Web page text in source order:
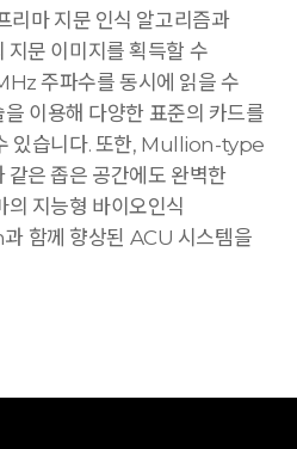
리마 지문 인식 알고리즘과
지문 이미지를 획득할 수
주파수를 동시에 읽을 수
이용해 다양한 표준의 카드를
있습니다. 또한, Mullion-type
같은 좁은 공간에도 완벽한
의 지능형 바이오인식
함께 향상된 ACU 시스템을